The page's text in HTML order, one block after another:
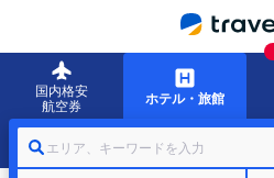
国内格安
航空券
ホテル・旅館
エリア、キーワードを入力